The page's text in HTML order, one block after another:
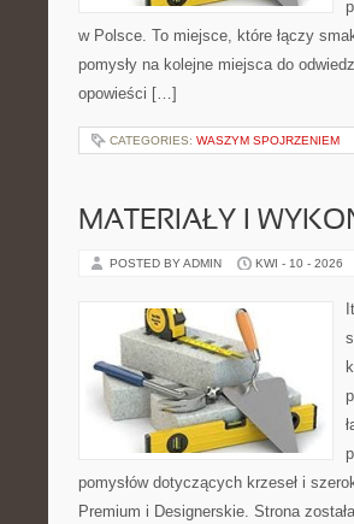
w Polsce. To miejsce, które łączy
pomysły na kolejne miejsca do
opowieści […]
CATEGORIES: WASZYM SPOJRZENIEM
MATERIAŁY I
POSTED BY ADMIN KWI - 10 - 2026
pomysłów dotyczących krzeseł i
Premium i Designerskie. Strona